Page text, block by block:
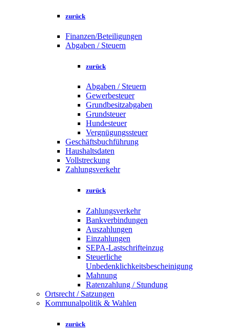
zurück
Finanzen/Beteiligungen
Abgaben / Steuern
zurück
Abgaben / Steuern
Gewerbesteuer
Grundbesitzabgaben
Grundsteuer
Hundesteuer
Vergnügungssteuer
Geschäftsbuchführung
Haushaltsdaten
Vollstreckung
Zahlungsverkehr
zurück
Zahlungsverkehr
Bankverbindungen
Auszahlungen
Einzahlungen
SEPA-Lastschrifteinzug
Steuerliche
Unbedenklichkeitsbescheinigung
Mahnung
Ratenzahlung / Stundung
Ortsrecht / Satzungen
Kommunalpolitik & Wahlen
zurück